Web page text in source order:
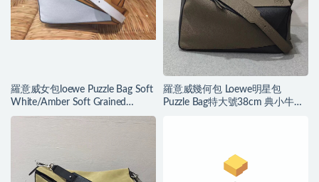
羅意威女包loewe Puzzle Bag Soft
White/Amber Soft Grained
Calf/Classic Ca
羅意威幾何包 Loewe明星包
Puzzle Bag特大號38cm 典小牛皮